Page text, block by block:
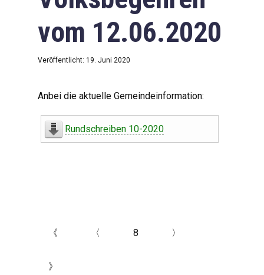
vom 12.06.2020
Veröffentlicht: 19. Juni 2020
Anbei die aktuelle Gemeindeinformation:
Rundschreiben 10-2020
《 〈 8 〉
》